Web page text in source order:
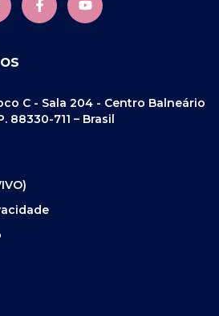
C - Sala 204 - Centro Balneário
88330-711 – Brasil